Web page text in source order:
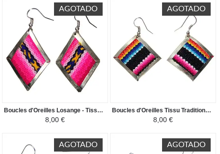
AGOTADO
Boucles d'Oreilles Losange - Tissu Traditionnel Péruvien - Rose / Violet
8,00 €
AGOTADO
Boucles d'Oreilles Tissu Traditionnel Péruvien - Losange Coloré Noir-Rose
8,00 €
AGOTADO AGOTADO